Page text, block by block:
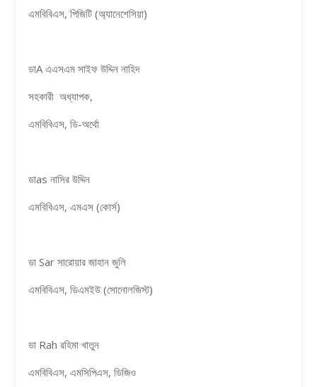
এমবিবিএস, পিজিটি (অ্যানেশেসিয়া)
ডাA এএসএম সাইফ উদ্দিন নাহিদ
সহকারী অধ্যাপক,
এমবিবিএস, ডি-অর্থো
ডাas নাসির উদ্দিন
এমবিবিএস, এমএস (কোর্স)
ডা Sar সারোয়ার জাহান জুলি
এমবিবিএস, ডিএমইউ (সোনোলজিস্ট)
ডা Rah রহিমা খাতুন
এমবিবিএস, এমসিপিএস, ডিজিও